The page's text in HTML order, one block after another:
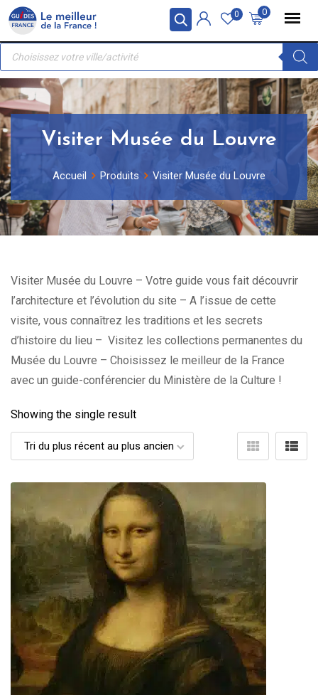
Panneau de gestion des cookies
Skip
content
0
0
Recherche
produits
Visiter Musée du Louvre
Accueil Produits Visiter Musée du Louvre
Visiter Musée du Louvre – Votre guide vous fait découvrir
l’architecture et l’évolution du site – A l’issue de cette
visite, vous connaîtrez les traditions et les secrets
d’histoire du lieu – Visitez les collections permanentes du
Musée du Louvre – Choisissez le meilleur de la France
avec un guide-conférencier du Ministère de la Culture !
Showing the single result